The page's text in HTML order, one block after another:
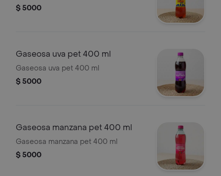
$ 5000
Gaseosa uva pet 400 ml
Gaseosa uva pet 400 ml
$ 5000
Gaseosa manzana pet 400 ml
Gaseosa manzana pet 400 ml
$ 5000